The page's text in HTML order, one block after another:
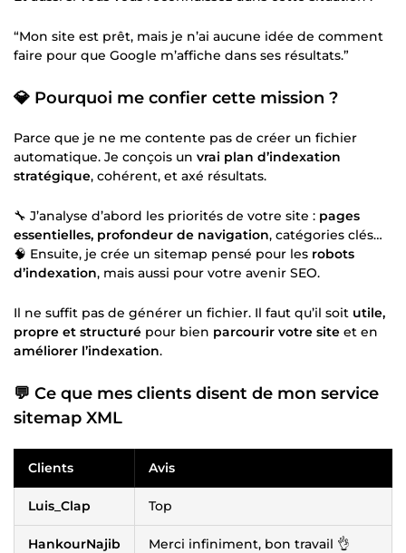
“Mon site est prêt, mais je n’ai aucune idée de comment
faire pour que Google m’affiche dans ses résultats.”
💎 Pourquoi me confier cette mission ?
Parce que je ne me contente pas de créer un fichier
automatique. Je conçois un vrai plan d’indexation
stratégique, cohérent, et axé résultats.
🔧 J’analyse d’abord les priorités de votre site : pages
essentielles, profondeur de navigation, catégories clés…
🧠 Ensuite, je crée un sitemap pensé pour les robots
d’indexation, mais aussi pour votre avenir SEO.
Il ne suffit pas de générer un fichier. Il faut qu’il soit utile,
propre et structuré pour bien parcourir votre site et en
améliorer l’indexation.
💬 Ce que mes clients disent de mon service
sitemap XML
Clients Avis
Luis_Clap Top
HankourNajib Merci infiniment, bon travail 👌